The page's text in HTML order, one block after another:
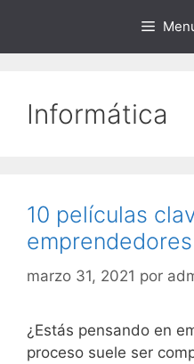
contenido
Informática
10 películas
emprendedores
marzo 31, 2021 por
¿Estás pensando en
proceso suele ser